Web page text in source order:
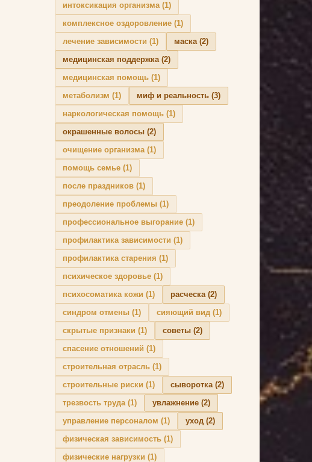
интоксикация организма(1)
комплексное оздоровление (1)
лечение зависимости (1) маска(2)
медицинская поддержка(2)
медицинская помощь (1)
метаболизм (1) миф и реальность (3)
наркологическая помощь (1)
окрашенные волосы (2)
очищение организма(1)
помощь семье (1)
после праздников (1)
преодоление проблемы (1)
профессиональное выгорание (1)
профилактика зависимости (1)
профилактика старения (1)
психическое здоровье (1)
психосоматика кожи (1) расческа(2)
синдром отмены (1) сияющий вид (1)
скрытые признаки (1) советы (2)
спасение отношений (1)
строительная отрасль (1)
строительные риски (1) сыворотка(2)
трезвость труда(1) увлажнение (2)
управление персоналом (1) уход (2)
физическая зависимость (1)
физические нагрузки (1)